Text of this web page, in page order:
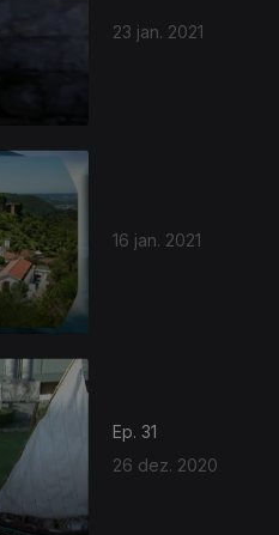
23 jan. 2021
16 jan. 2021
Ep. 31
26 dez. 2020